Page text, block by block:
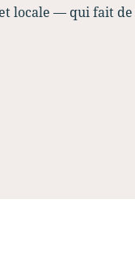
locale — qui fait